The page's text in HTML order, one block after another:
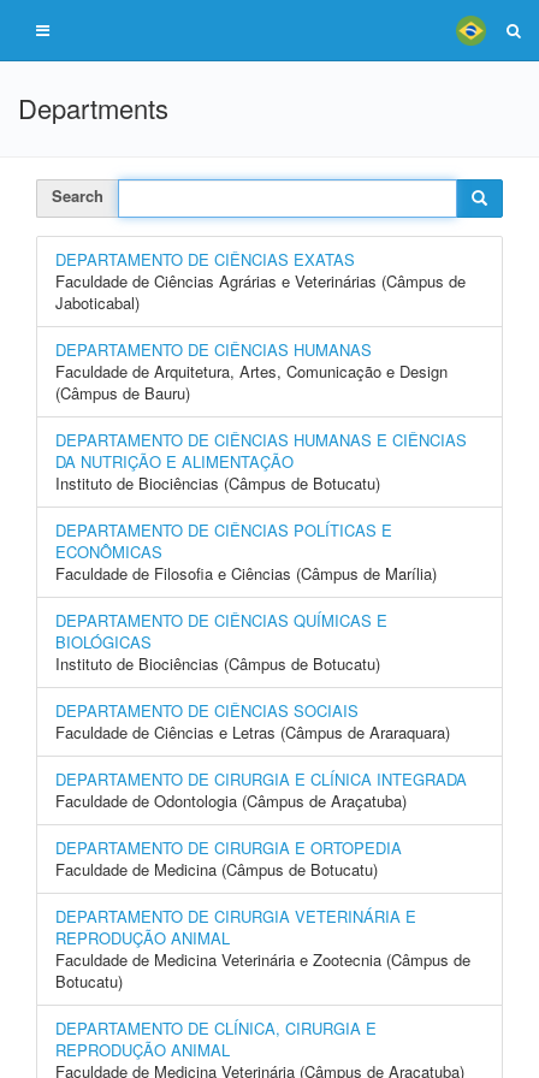
Departments
Search
DEPARTAMENTO DE CIÊNCIAS EXATAS
Faculdade de Ciências Agrárias e Veterinárias (Câmpus de
Jaboticabal)
DEPARTAMENTO DE CIÊNCIAS HUMANAS
Faculdade de Arquitetura, Artes, Comunicação e Design
(Câmpus de Bauru)
DEPARTAMENTO DE CIÊNCIAS HUMANAS E CIÊNCIAS
DA NUTRIÇÃO E ALIMENTAÇÃO
Instituto de Biociências (Câmpus de Botucatu)
DEPARTAMENTO DE CIÊNCIAS POLÍTICAS E
ECONÔMICAS
Faculdade de Filosofia e Ciências (Câmpus de Marília)
DEPARTAMENTO DE CIÊNCIAS QUÍMICAS E
BIOLÓGICAS
Instituto de Biociências (Câmpus de Botucatu)
DEPARTAMENTO DE CIÊNCIAS SOCIAIS
Faculdade de Ciências e Letras (Câmpus de Araraquara)
DEPARTAMENTO DE CIRURGIA E CLÍNICA INTEGRADA
Faculdade de Odontologia (Câmpus de Araçatuba)
DEPARTAMENTO DE CIRURGIA E ORTOPEDIA
Faculdade de Medicina (Câmpus de Botucatu)
DEPARTAMENTO DE CIRURGIA VETERINÁRIA E
REPRODUÇÃO ANIMAL
Faculdade de Medicina Veterinária e Zootecnia (Câmpus de
Botucatu)
DEPARTAMENTO DE CLÍNICA, CIRURGIA E
REPRODUÇÃO ANIMAL
Faculdade de Medicina Veterinária (Câmpus de Araçatuba)